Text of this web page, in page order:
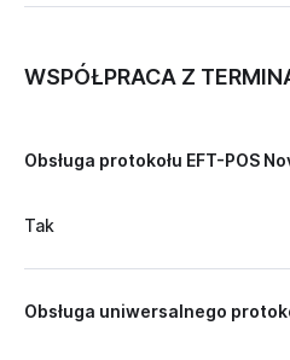
WSPÓŁPRACA Z
Obsługa protokołu EFT-POS
Tak
Obsługa uniwersalnego